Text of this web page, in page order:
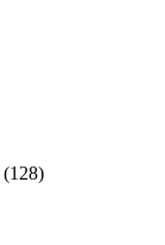
(128)